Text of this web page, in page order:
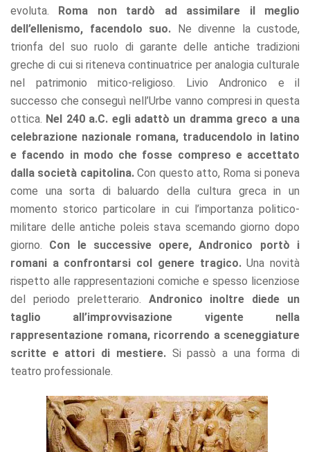
evoluta. Roma non tardò ad assimilare il meglio
dell’ellenismo, facendolo suo. Ne divenne la custode,
trionfa del suo ruolo di garante delle antiche tradizioni
greche di cui si riteneva continuatrice per analogia culturale
nel patrimonio mitico-religioso. Livio Andronico e il
successo che conseguì nell’Urbe vanno compresi in questa
ottica. Nel 240 a.C. egli adattò un dramma greco a una
celebrazione nazionale romana, traducendolo in latino
e facendo in modo che fosse compreso e accettato
dalla società capitolina.Con questo atto, Roma si poneva
come una sorta di baluardo della cultura greca in un
momento storico particolare in cui l’importanza politico-
militare delle antiche poleis stava scemando giorno dopo
giorno. Con le successive opere, Andronico portò i
romani a confrontarsi col genere tragico.Una novità
rispetto alle rappresentazioni comiche e spesso licenziose
del periodo preletterario. Andronico inoltre diede un
taglio all’improvvisazione vigente nella
rappresentazione romana, ricorrendo a sceneggiature
scritte e attori di mestiere.Si passò a una forma di
teatro professionale.